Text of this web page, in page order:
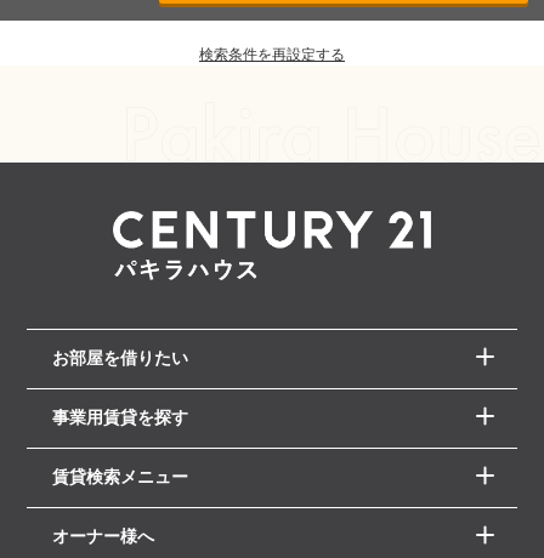
検索条件を再設定する
お部屋を借りたい
事業用賃貸を探す
賃貸検索メニュー
オーナー様へ